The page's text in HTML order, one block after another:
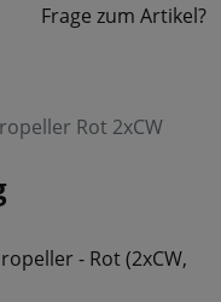
Frage zum Artikel?
Rot 2xCW
- Rot (2xCW,